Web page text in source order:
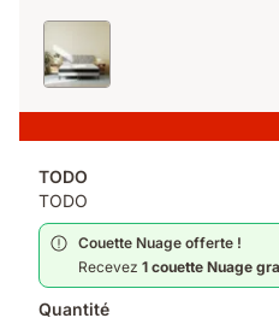
TODO
TODO
Couette Nuage offerte !
Recevez 1 couette Nuage
Quantité